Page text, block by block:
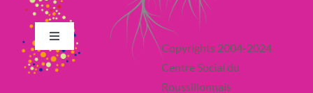
Toggle
Navigation
Retour en Haut
Copyrights 2004-2024
Centre Social du
Roussillonnais